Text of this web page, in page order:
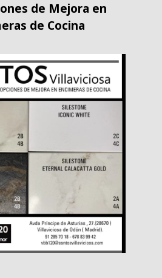
de Mejora en
de Cocina